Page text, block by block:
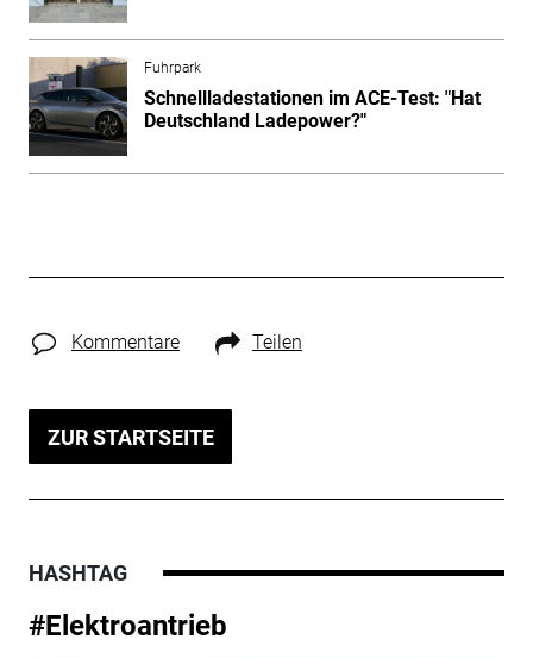
Fuhrpark
Schnellladestationen im ACE-Test: "Hat
Deutschland Ladepower?"
Kommentare Teilen
ZUR STARTSEITE
HASHTAG
#Elektroantrieb